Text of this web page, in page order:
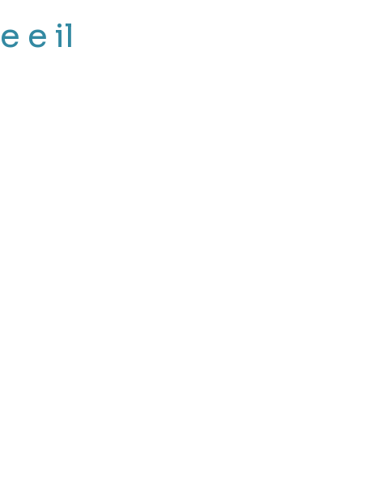
e il